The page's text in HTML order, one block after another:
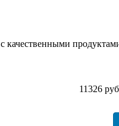
качественными
11326 руб